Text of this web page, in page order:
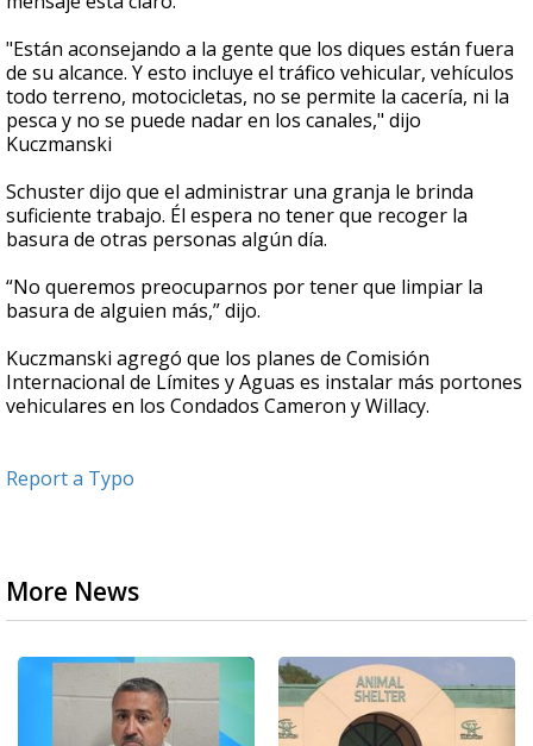
"Están aconsejando a la gente que los diques están fuera
de su alcance. Y esto incluye el tráfico vehicular, vehículos
todo terreno, motocicletas, no se permite la cacería, ni la
pesca y no se puede nadar en los canales," dijo
Kuczmanski
Schuster dijo que el administrar una granja le brinda
suficiente trabajo. Él espera no tener que recoger la
basura de otras personas algún día.
“No queremos preocuparnos por tener que limpiar la
basura de alguien más,” dijo.
Kuczmanski agregó que los planes de Comisión
Internacional de Límites y Aguas es instalar más portones
vehiculares en los Condados Cameron y Willacy.
Report a Typo
More News